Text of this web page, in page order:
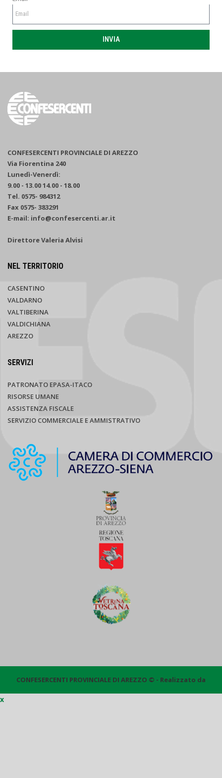
INVIA
CONFESERCENTI PROVINCIALE DI AREZZO
Via Fiorentina 240
Lunedì-Venerdì:
9.00 - 13.00 14.00 - 18.00
Tel. 0575- 984312
Fax 0575- 383291
E-mail: info@confesercenti.ar.it
Direttore Valeria Alvisi
NEL TERRITORIO
CASENTINO
VALDARNO
VALTIBERINA
VALDICHIANA
AREZZO
SERVIZI
PATRONATO EPASA-ITACO
RISORSE UMANE
ASSISTENZA FISCALE
SERVIZIO COMMERCIALE E AMMISTRATIVO
CONFESERCENTI PROVINCIALE DI AREZZO © - Realizzato da
x